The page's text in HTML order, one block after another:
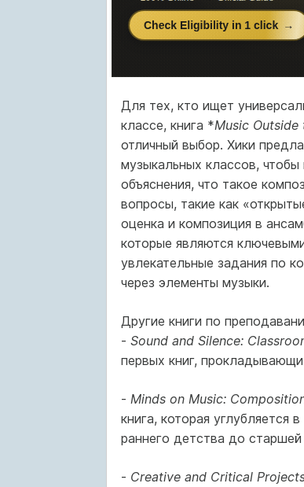
Для тех, кто ищет
классе, книга *Music Outside
отличный выбор. Хики
музыкальных классов,
объяснения, что такое
вопросы, такие как
оценка и композиция в
которые являются
увлекательные задания по
через элементы музыки.
Другие книги по
- Sound and Silence:
первых книг,
- Minds on Music:
книга, которая углубляется
раннего детства до
- Creative and Critical